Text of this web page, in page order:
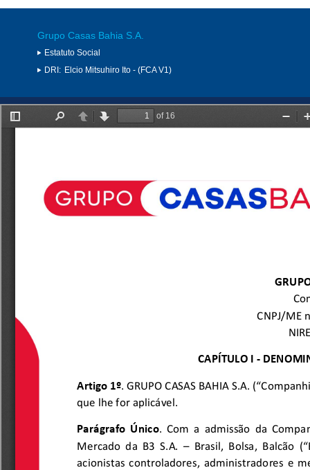
Grupo Casas Bahia S.A.
Estatuto Social
DRI: Elcio Mitsuhiro Ito - (FCA V1)